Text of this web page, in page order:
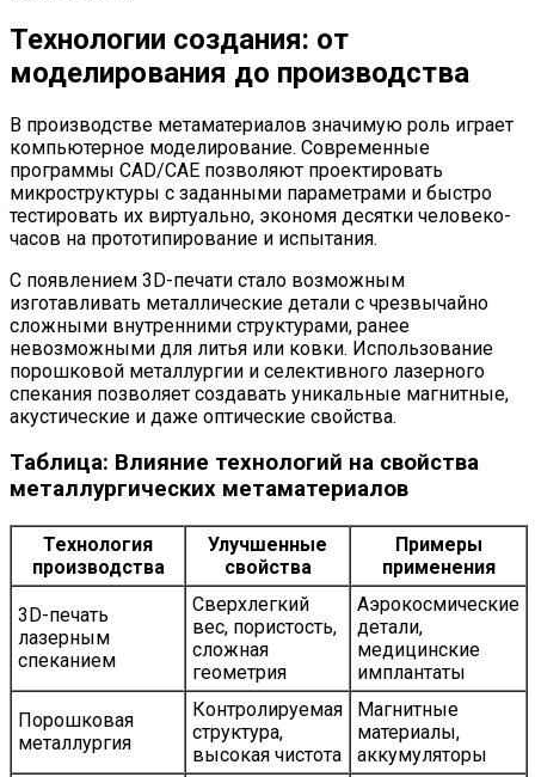
Технологии создания: от
моделирования до производства
В производстве метаматериалов значимую роль играет
компьютерное моделирование. Современные
программы CAD/CAE позволяют проектировать
микроструктуры с заданными параметрами и быстро
тестировать их виртуально, экономя десятки человеко-
часов на прототипирование и испытания.
С появлением 3D-печати стало возможным
изготавливать металлические детали с чрезвычайно
сложными внутренними структурами, ранее
невозможными для литья или ковки. Использование
порошковой металлургии и селективного лазерного
спекания позволяет создавать уникальные магнитные,
акустические и даже оптические свойства.
Таблица: Влияние технологий на свойства
металлургических метаматериалов
Технология
производства
Улучшенные
свойства
Примеры
применения
3D-печать
лазерным
спеканием
Сверхлегкий
вес, пористость,
сложная
геометрия
Аэрокосмические
детали,
медицинские
имплантаты
Порошковая
металлургия
Контролируемая
структура,
высокая чистота
Магнитные
материалы,
аккумуляторы